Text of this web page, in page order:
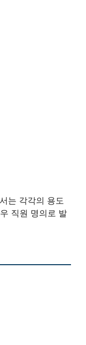
는 각각의 용도
직원 명의로 발